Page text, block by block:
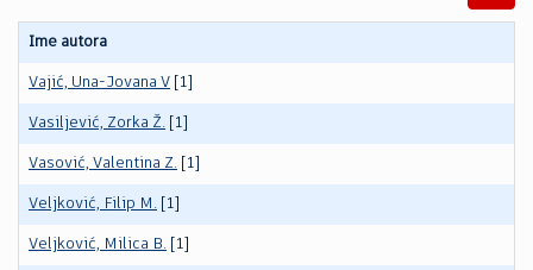
Ime autora
Vajić, Una-Jovana V [1]
Vasiljević, Zorka Ž. [1]
Vasović, Valentina Z. [1]
Veljković, Filip M. [1]
Veljković, Milica B. [1]